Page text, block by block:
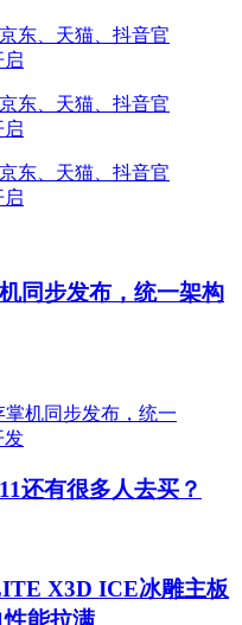
同步发布，统一架构
还有很多人去买？
X3D ICE冰雕主板
能拉满